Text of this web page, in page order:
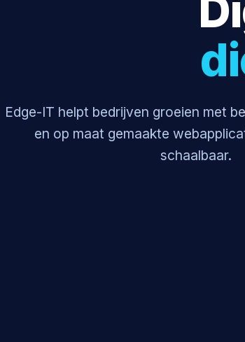
Edge-IT helpt bedrijven groeien met
en op maat gemaakte
schaalbaar.